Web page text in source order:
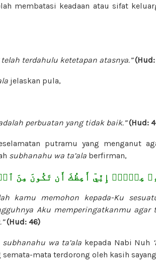
membatasi keadaan atau sifat
terdahulu ketetapan atasnya.”
jelaskan pula,
perbuatan yang tidak baik.” (Hud:
putramu yang menganut
subhanahu wa ta’ala berfirman,
إِنِّيٓ أَعِظُكَ أَن تَكُونَ مِنَ
kamu memohon kepada-Ku
Aku memperingatkanmu
(Hud: 46)
subhanahu wa ta’ala kepada Nabi Nuh
mata terdorong oleh kasih